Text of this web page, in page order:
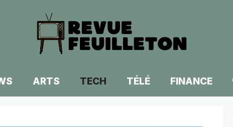
ARTS TECH TÉLÉ FINANCE